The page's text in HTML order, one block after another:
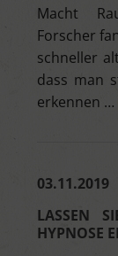
Macht
Forscher
schneller
dass man
erkennen …
03.11.2019
LASSEN
HYPNOSE